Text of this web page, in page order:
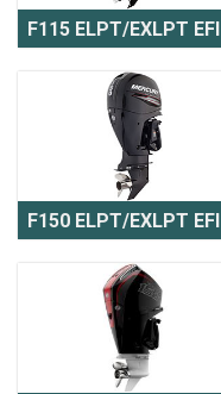
F150 ELPT/EXLPT EFI